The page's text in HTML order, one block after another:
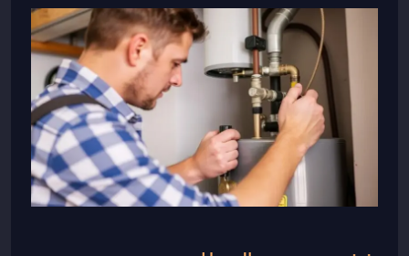
السلام